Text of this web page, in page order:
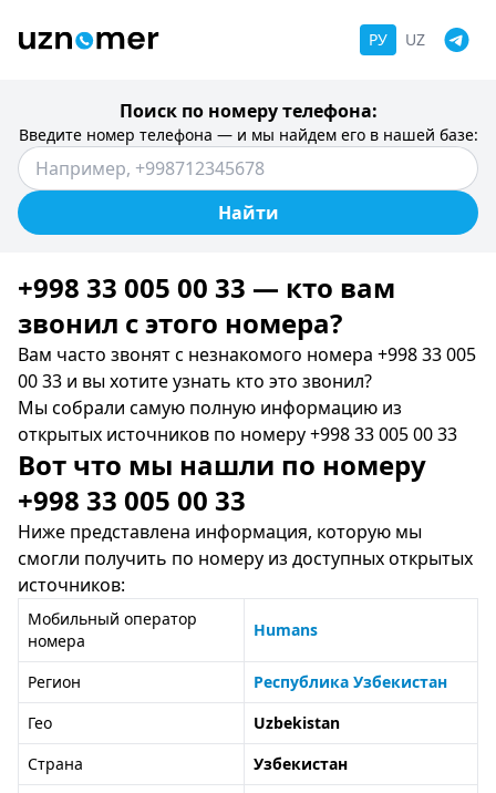
РУ UZ
Поиск по номеру телефона:
Введите номер телефона — и мы найдем его в нашей базе:
Найти
+998 33 005 00 33 — кто вам
звонил c этого номера?
Вам часто звонят с незнакомого номера +998 33 005
00 33 и вы хотите узнать кто это звонил?
Мы собрали самую полную информацию из
открытых источников по номеру +998 33 005 00 33
Вот что мы нашли по номеру
+998 33 005 00 33
Ниже представлена информация, которую мы
смогли получить по номеру из доступных открытых
источников:
Мобильный оператор
номера
Humans
Регион
Республика Узбекистан
Гео
Uzbekistan
Страна
Узбекистан